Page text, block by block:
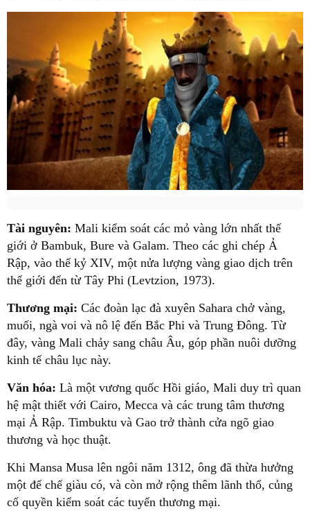
Tài nguyên: Mali kiểm soát các mỏ vàng lớn nhất thế
giới ở Bambuk, Bure và Galam. Theo các ghi chép Ả
Rập, vào thế kỷ XIV, một nửa lượng vàng giao dịch trên
thế giới đến từ Tây Phi (Levtzion, 1973).
Thương mại: Các đoàn lạc đà xuyên Sahara chở vàng,
muối, ngà voi và nô lệ đến Bắc Phi và Trung Đông. Từ
đây, vàng Mali chảy sang châu Âu, góp phần nuôi dưỡng
kinh tế châu lục này.
Văn hóa: Là một vương quốc Hồi giáo, Mali duy trì quan
hệ mật thiết với Cairo, Mecca và các trung tâm thương
mại Ả Rập. Timbuktu và Gao trở thành cửa ngõ giao
thương và học thuật.
Khi Mansa Musa lên ngôi năm 1312, ông đã thừa hưởng
một đế chế giàu có, và còn mở rộng thêm lãnh thổ, củng
cố quyền kiểm soát các tuyến thương mại.